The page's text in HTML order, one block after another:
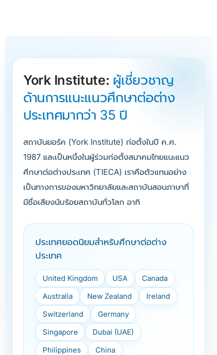
York Institute: ผู้เชี่ยวชาญ
ด้านการแนะแนวศึกษาต่อต่าง
ประเทศมากว่า 35 ปี
สถาบันยอร์ค (York Institute) ก่อตั้งในปี ค.ศ.
1987 และเป็นหนึ่งในผู้ร่วมก่อตั้งสมาคมไทยแนะแนว
ศึกษาต่อต่างประเทศ (TIECA) เราคือตัวแทนอย่าง
เป็นทางการของมหาวิทยาลัยและสถาบันสอนภาษาที่
มีชื่อเสียงนับร้อยสถาบันทั่วโลก อาทิ
ประเทศยอดนิยมสำหรับศึกษาต่อต่าง
ประเทศ
United Kingdom USA
Canada
Australia
New Zealand
Ireland
Switzerland
Germany
Singapore
Dubai (UAE)
Philippines
China